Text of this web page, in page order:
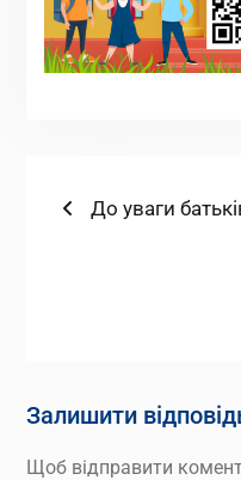
Навігація
Попередній
До уваги
Залишити
Щоб відправити